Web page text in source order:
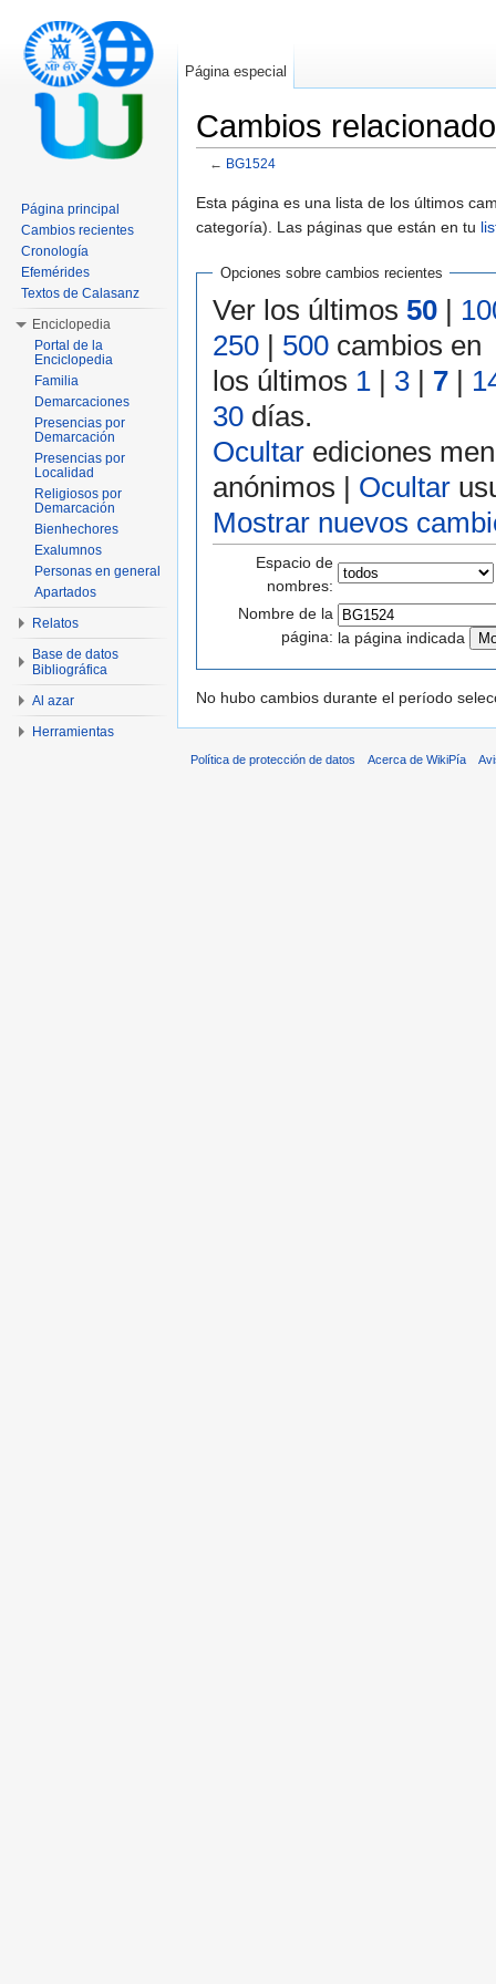
Cambios
← BG1524
Esta página es una lista de los últimos
categoría). Las páginas que están en tu
Opciones sobre cambios recientes
Ver los últimos 50 |
250 | 500 cambios en
los últimos 1 | 3 | 7 |
30 días.
Ocultar ediciones
anónimos | Ocultar
Mostrar nuevos
Espacio de
nombres:
Nombre de la
página: la página indicada
No hubo cambios durante el período
Página especial
Página principal
Cambios recientes
Cronología
Efemérides
Textos de Calasanz
Enciclopedia
Portal de la
Enciclopedia
Familia
Demarcaciones
Presencias por
Demarcación
Presencias por
Localidad
Religiosos por
Demarcación
Bienhechores
Exalumnos
Personas en general
Apartados
Relatos
Base de datos
Bibliográfica
Al azar
Herramientas
Política de protección de datos Acerca de WikiPía